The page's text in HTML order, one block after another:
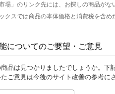
場」のリンク先には、お探しの商品がな
クスでは商品の本体価格と消費税を含め
についてのご要望・ご意見
品は見つかりましたでしょうか。下
ご意見は今後のサイト改善の参考に